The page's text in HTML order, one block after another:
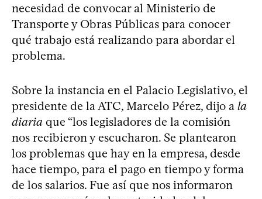
necesidad de convocar al Ministerio de
Transporte y Obras Públicas para conocer
qué trabajo está realizando para abordar el
problema.
Sobre la instancia en el Palacio Legislativo, el
presidente de la ATC, Marcelo Pérez, dijo a la
diaria que “los legisladores de la comisión
nos recibieron y escucharon. Se plantearon
los problemas que hay en la empresa, desde
hace tiempo, para el pago en tiempo y forma
de los salarios. Fue así que nos informaron